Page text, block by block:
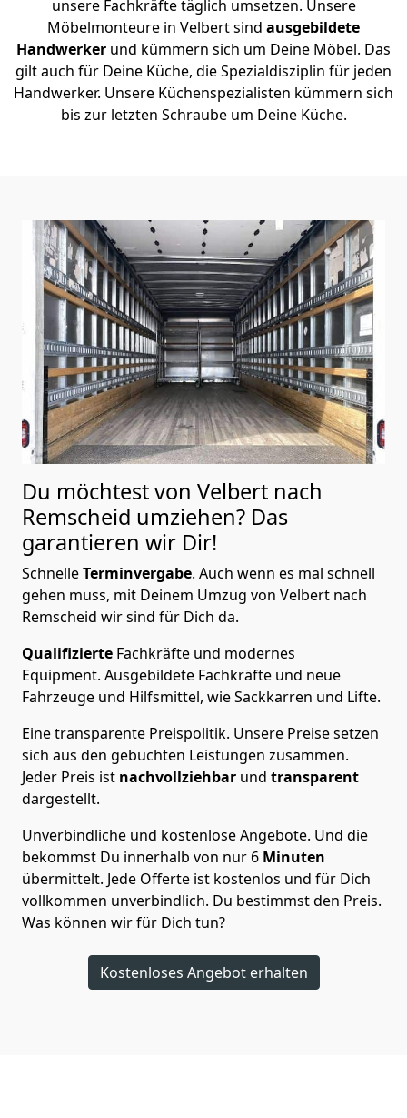
unsere Fachkräfte täglich umsetzen. Unsere
Möbelmonteure in Velbert sind ausgebildete
Handwerker und kümmern sich um Deine Möbel. Das
gilt auch für Deine Küche, die Spezialdisziplin für jeden
Handwerker. Unsere Küchenspezialisten kümmern sich
bis zur letzten Schraube um Deine Küche.
Du möchtest von Velbert nach
Remscheid umziehen? Das
garantieren wir Dir!
SchnelleTerminvergabe. Auch wenn es mal schnell
gehen muss, mit Deinem Umzug von Velbert nach
Remscheid wir sind für Dich da.
Qualifizierte Fachkräfte und modernes
Equipment. Ausgebildete Fachkräfte und neue
Fahrzeuge und Hilfsmittel, wie Sackkarren und Lifte.
Eine transparente Preispolitik. Unsere Preise setzen
sich aus den gebuchten Leistungen zusammen.
Jeder Preis ist nachvollziehbar und transparent
dargestellt.
Unverbindliche und kostenlose Angebote. Und die
bekommst Du innerhalb von nur 6 Minuten
übermittelt. Jede Offerte ist kostenlos und für Dich
vollkommen unverbindlich. Du bestimmst den Preis.
Was können wir für Dich tun?
Kostenloses Angebot erhalten